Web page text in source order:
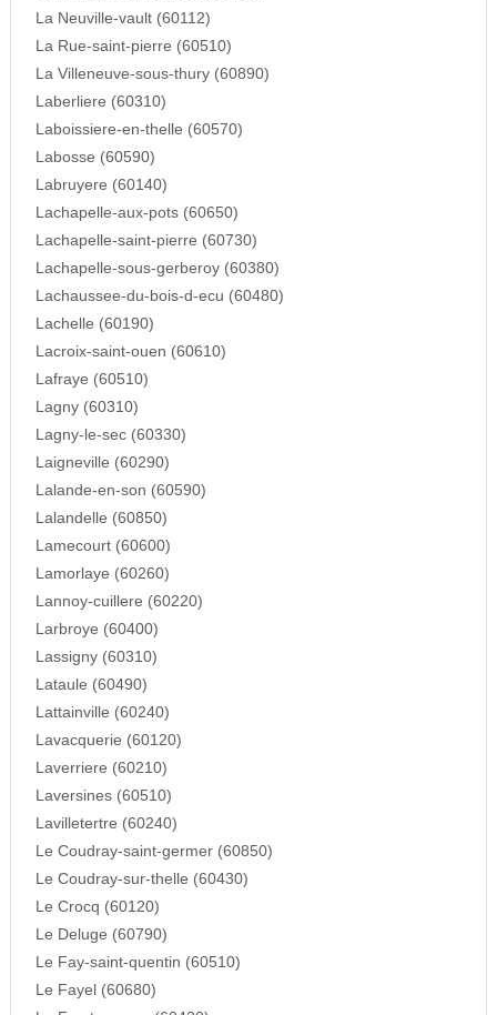
La Neuville-vault (60112)
La Rue-saint-pierre (60510)
La Villeneuve-sous-thury (60890)
Laberliere (60310)
Laboissiere-en-thelle (60570)
Labosse (60590)
Labruyere (60140)
Lachapelle-aux-pots (60650)
Lachapelle-saint-pierre (60730)
Lachapelle-sous-gerberoy (60380)
Lachaussee-du-bois-d-ecu (60480)
Lachelle (60190)
Lacroix-saint-ouen (60610)
Lafraye (60510)
Lagny (60310)
Lagny-le-sec (60330)
Laigneville (60290)
Lalande-en-son (60590)
Lalandelle (60850)
Lamecourt (60600)
Lamorlaye (60260)
Lannoy-cuillere (60220)
Larbroye (60400)
Lassigny (60310)
Lataule (60490)
Lattainville (60240)
Lavacquerie (60120)
Laverriere (60210)
Laversines (60510)
Lavilletertre (60240)
Le Coudray-saint-germer (60850)
Le Coudray-sur-thelle (60430)
Le Crocq (60120)
Le Deluge (60790)
Le Fay-saint-quentin (60510)
Le Fayel (60680)